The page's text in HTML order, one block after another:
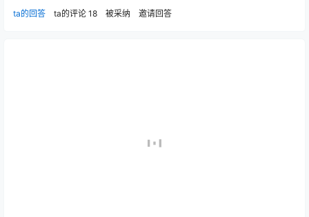
ta的回答 ta的评论 18 被采纳 邀请回答